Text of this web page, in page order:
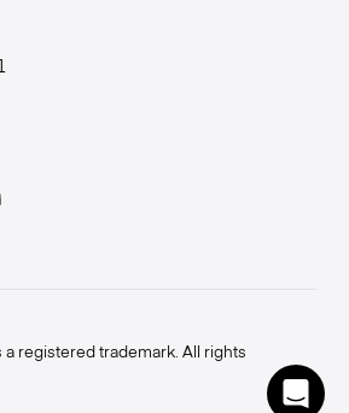
registered trademark. All rights